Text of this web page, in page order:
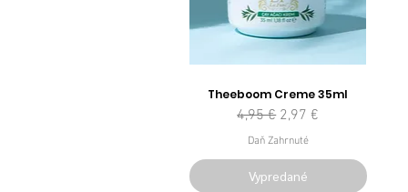
Theeboom Creme 35ml
Normálna cena
4,95 € Zľavnená cena
2,97 €
Daň Zahrnuté
Vypredané